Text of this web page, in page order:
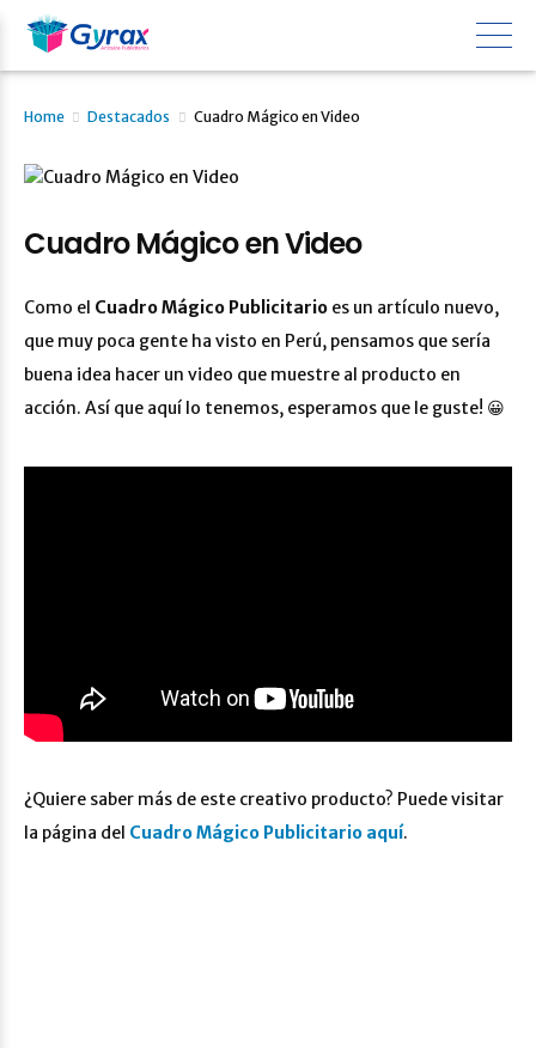
Home Destacados Cuadro Mágico en Video
Cuadro Mágico en Video
Como el Cuadro Mágico Publicitario es un artículo nuevo,
que muy poca gente ha visto en Perú, pensamos que sería
buena idea hacer un video que muestre al producto en
acción. Así que aquí lo tenemos, esperamos que le guste! 😀
¿Quiere saber más de este creativo producto? Puede visitar
la página del Cuadro Mágico Publicitario aquí.